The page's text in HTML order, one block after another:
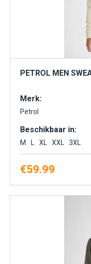
PETROL MEN
Merk:
Petrol
Beschikbaar in:
M L XL XXL 3XL
€59.99